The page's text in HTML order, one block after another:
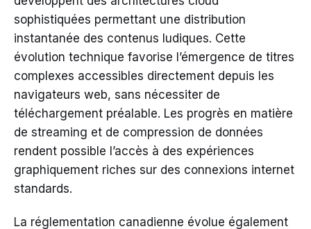
sophistiquées permettant une distribution
instantanée des contenus ludiques. Cette
évolution technique favorise l’émergence de titres
complexes accessibles directement depuis les
navigateurs web, sans nécessiter de
téléchargement préalable. Les progrès en matière
de streaming et de compression de données
rendent possible l’accès à des expériences
graphiquement riches sur des connexions internet
standards.
La réglementation canadienne évolue également